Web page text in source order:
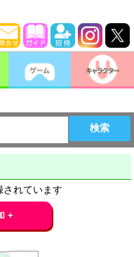
検索
されています
+